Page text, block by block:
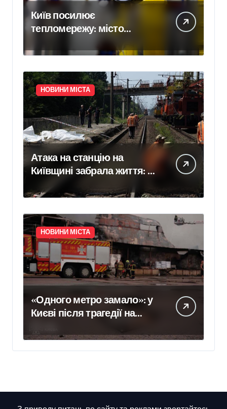
Київ посилює
тепломережу: місто
спільно з Агентством
відновлення
законтрактували резервні
потужності понад 1,5 ГВт
НОВИНИ МІСТА
Атака на станцію на
Київщині забрала життя: в
чому потяги не зупиняють
рух під час ударів
НОВИНИ МІСТА
«Одного метро замало»: у
Києві після трагедії на
додаткових бетонних
укриттів